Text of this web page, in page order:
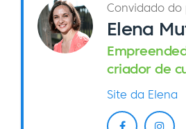
Convidado do
Elena
criador de
Site da Elena